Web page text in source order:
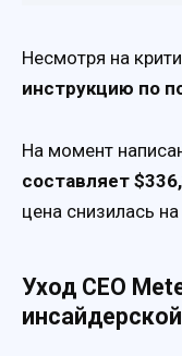
Несмотря на
инструкцию по
На момент
составляет
цена снизилась на
Уход CEO